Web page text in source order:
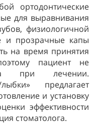
ортодонтические
для выравнивания
физиологичной
и прозрачные капы
на время принятия
пациент не
при лечении.
предлагает
и установку
эффективности
стоматолога.